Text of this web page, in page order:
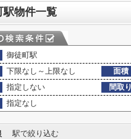
駅物件一覧
御徒町駅
下限なし～上限なし 面積
指定しない 間取り
指定なし
駅で絞り込む